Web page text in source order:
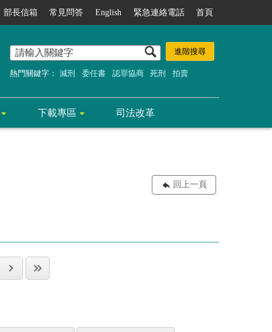
部長信箱 常見問答 English 緊急連絡電話 首頁
熱門關鍵字： 減刑 委任書 認罪協商 死刑 拍賣
下載專區 司法改革
回上一頁